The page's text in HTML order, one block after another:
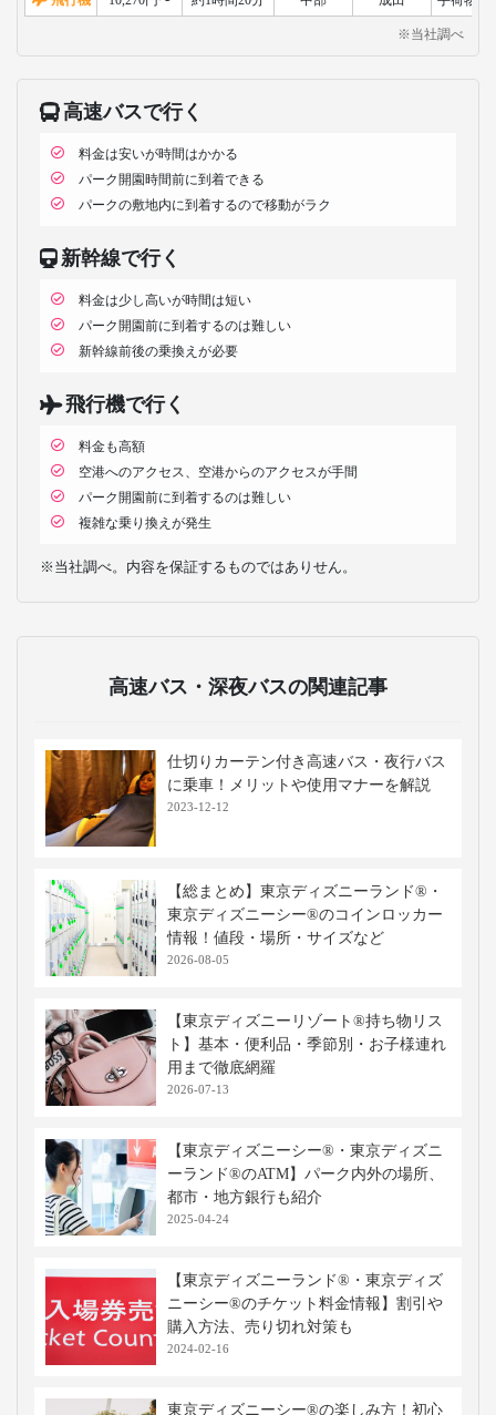
※当社調べ
高速バスで行く
料金は安いが時間はかかる
パーク開園時間前に到着できる
パークの敷地内に到着するので移動がラク
新幹線で行く
料金は少し高いが時間は短い
パーク開園前に到着するのは難しい
新幹線前後の乗換えが必要
飛行機で行く
料金も高額
空港へのアクセス、空港からのアクセスが手間
パーク開園前に到着するのは難しい
複雑な乗り換えが発生
※当社調べ。内容を保証するものではありせん。
高速バス・深夜バスの関連記事
仕切りカーテン付き高速バス・夜行バス
に乗車！メリットや使用マナーを解説
2023-12-12
【総まとめ】東京ディズニーランド®・
東京ディズニーシー®のコインロッカー
情報！値段・場所・サイズなど
2026-08-05
【東京ディズニーリゾート®持ち物リス
ト】基本・便利品・季節別・お子様連れ
用まで徹底網羅
2026-07-13
【東京ディズニーシー®・東京ディズニ
ーランド®のATM】パーク内外の場所、
都市・地方銀行も紹介
2025-04-24
【東京ディズニーランド®・東京ディズ
ニーシー®のチケット料金情報】割引や
購入方法、売り切れ対策も
2024-02-16
東京ディズニーシー®の楽しみ方！初心